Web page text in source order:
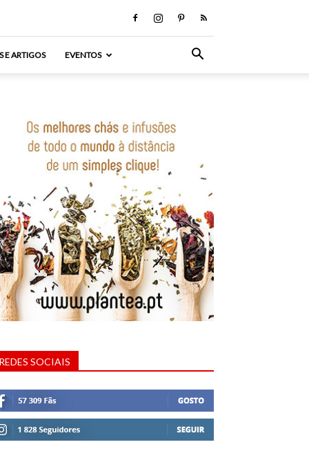
E ARTIGOS EVENTOS
SOCIAIS